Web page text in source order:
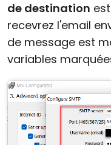
de destination
recevrez l'email
de message est
variables